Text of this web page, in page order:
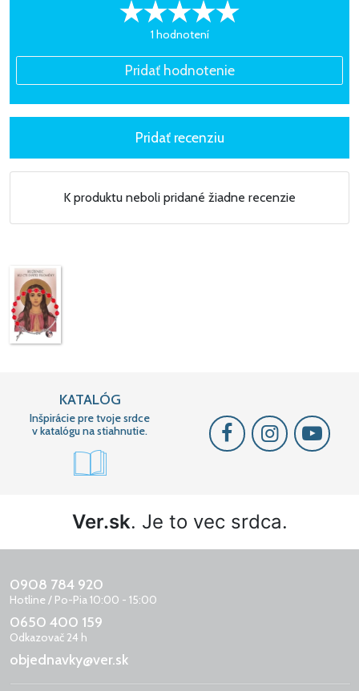
1 hodnotení
K produktu neboli pridané žiadne recenzie
KATALÓG
Inšpirácie pre tvoje srdce
v katalógu na stiahnutie.
Ver.sk. Je to vec srdca.
0908 784 920
Hotline / Po-Pia 10:00 - 15:00
0650 400 159
Odkazovač 24 h
objednavky@ver.sk